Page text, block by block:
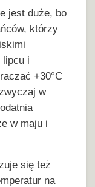
jest duże, bo
którzy
lipcu i
+30°C
w
w maju i
się też
na